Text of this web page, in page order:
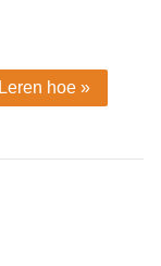
Leren hoe »